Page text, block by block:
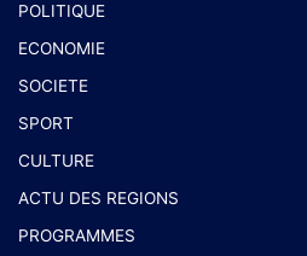
POLITIQUE
ECONOMIE
SOCIETE
SPORT
CULTURE
ACTU DES REGIONS
PROGRAMMES